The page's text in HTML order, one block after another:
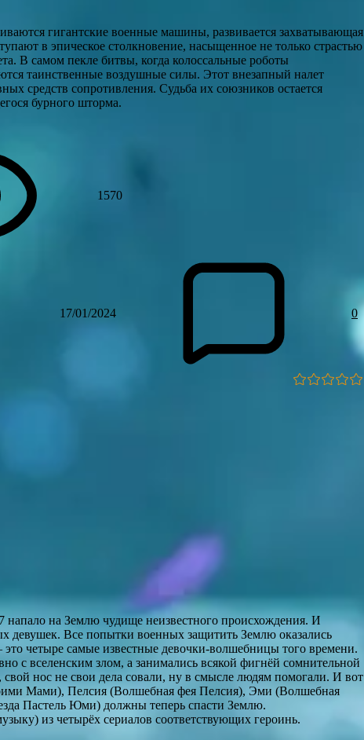
гигантские военные машины, развивается захватывающая
в эпическое столкновение, насыщенное не только страстью
В самом пекле битвы, когда колоссальные роботы
таинственные воздушные силы. Этот внезапный налет
средств сопротивления. Судьба их союзников остается
бурного шторма.
1570
17/01/2024 0
напало на Землю чудище неизвестного происхождения. И
девушек. Все попытки военных защитить Землю оказались
четыре самые известные девочки-волшебницы того времени.
с вселенским злом, а занимались всякой фигнёй сомнительной
нос не свои дела совали, ну в смысле людям помогали. И вот
Мами), Пелсия (Волшебная фея Пелсия), Эми (Волшебная
Пастель Юми) должны теперь спасти Землю.
из четырёх сериалов соответствующих героинь.